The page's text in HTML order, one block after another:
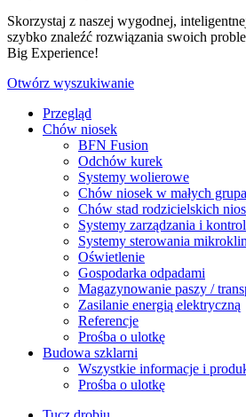
Skorzystaj z naszej wygodnej,
szybko znaleźć rozwiązania swoich
Big Experience!
Otwórz wyszukiwanie
Przegląd
Chów niosek
BFN Fusion
Odchów kurek
Systemy wolierowe
Chów niosek w małych
Chów stad rodzicielskich
Systemy zarządzania i
Systemy sterowania
Oświetlenie
Gospodarka odpadami
Magazynowanie paszy /
Zasilanie energią elektryczną
Referencje
Prośba o ulotkę
Budowa szklarni
Wszystkie informacje i
Prośba o ulotkę